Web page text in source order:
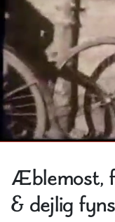
Æblemost,
& dejlig